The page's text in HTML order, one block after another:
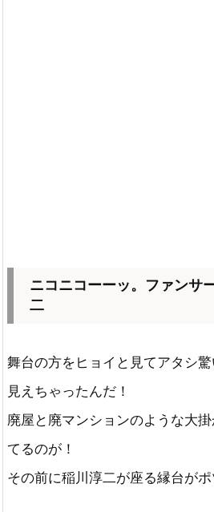
ニコニコーーッ。ファンサ
二
舞台の方をヒョイと見てアタシ驚
見えちゃったんだ！
廃屋と廃マンションのような大
てるのが！
その前に稲川淳二が座る縁台がポ